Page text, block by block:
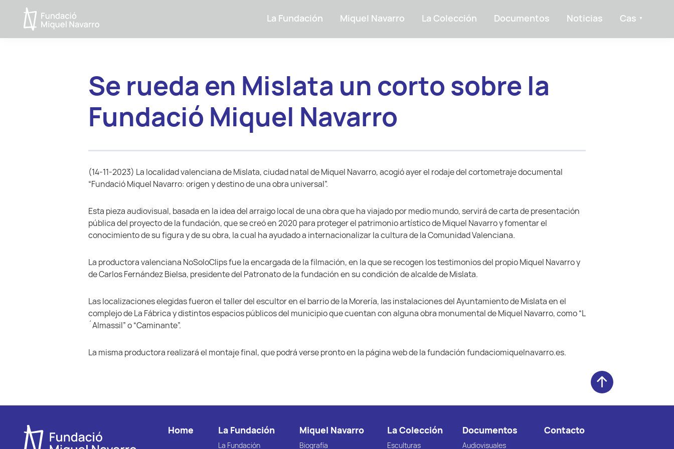
la
contenidoFundacio
La Fundación Miquel Navarro La Colección Documentos Noticias Cas
Se rueda en Mislata un corto sobre la
Fundació Miquel Navarro
(14-11-2023) La localidad valenciana de Mislata, ciudad natal de Miquel Navarro, acogió ayer el rodaje del cortometraje documental
“Fundació Miquel Navarro: origen y destino de una obra universal”.
Esta pieza audiovisual, basada en la idea del arraigo local de una obra que ha viajado por medio mundo, servirá de carta de presentación
pública del proyecto de la fundación, que se creó en 2020 para proteger el patrimonio artístico de Miquel Navarro y fomentar el
conocimiento de su figura y de su obra, la cual ha ayudado a internacionalizar la cultura de la Comunidad Valenciana.
La productora valenciana NoSoloClips fue la encargada de la filmación, en la que se recogen los testimonios del propio Miquel Navarro y
de Carlos Fernández Bielsa, presidente del Patronato de la fundación en su condición de alcalde de Mislata.
Las localizaciones elegidas fueron el taller del escultor en el barrio de la Morería, las instalaciones del Ayuntamiento de Mislata en el
complejo de La Fábrica y distintos espacios públicos del municipio que cuentan con alguna obra monumental de Miquel Navarro, como “L
´Almassil” o “Caminante”.
La misma productora realizará el montaje final, que podrá verse pronto en la página web de la fundación fundaciomiquelnavarro.es.
Home La Fundación
La Fundación
Miquel Navarro
Biografía
La Colección
Esculturas
Documentos
Audiovisuales
Contacto